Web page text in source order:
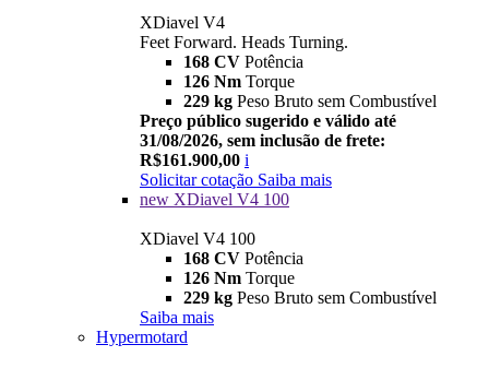
XDiavel V4
Feet Forward. Heads Turning.
168 CV Potência
126 Nm Torque
229 kg Peso Bruto sem Combustível
Preço público sugerido e válido até
31/08/2026, sem inclusão de frete:
R$161.900,00 i
Solicitar cotação Saiba mais
new XDiavel V4 100
XDiavel V4 100
168 CV Potência
126 Nm Torque
229 kg Peso Bruto sem Combustível
Saiba mais
Hypermotard